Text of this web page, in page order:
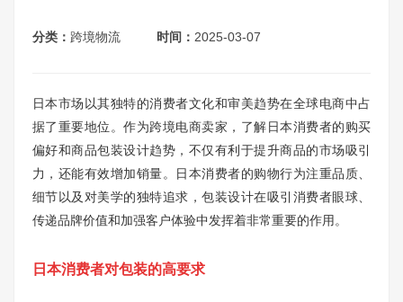
分类： 跨境物流 时间： 2025-03-07
日本市场以其独特的消费者文化和审美趋势在全球电商中占
据了重要地位。作为跨境电商卖家，了解日本消费者的购买
偏好和商品包装设计趋势，不仅有利于提升商品的市场吸引
力，还能有效增加销量。日本消费者的购物行为注重品质、
细节以及对美学的独特追求，包装设计在吸引消费者眼球、
传递品牌价值和加强客户体验中发挥着非常重要的作用。
日本消费者对包装的高要求